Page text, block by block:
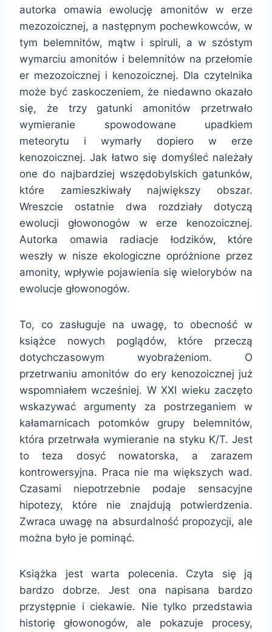
autorka omawia ewolucję amonitów w erze
mezozoicznej, a następnym pochewkowców, w
tym belemnitów, mątw i spiruli, a w szóstym
wymarciu amonitów i belemnitów na przełomie
er mezozoicznej i kenozoicznej. Dla czytelnika
może być zaskoczeniem, że niedawno okazało
się, że trzy gatunki amonitów przetrwało
wymieranie spowodowane upadkiem
meteorytu i wymarły dopiero w erze
kenozoicznej. Jak łatwo się domyśleć należały
one do najbardziej wszędobylskich gatunków,
które zamieszkiwały największy obszar.
Wreszcie ostatnie dwa rozdziały dotyczą
ewolucji głowonogów w erze kenozoicznej.
Autorka omawia radiacje łodzików, które
weszły w nisze ekologiczne opróżnione przez
amonity, wpływie pojawienia się wielorybów na
ewolucje głowonogów.
To, co zasługuje na uwagę, to obecność w
książce nowych poglądów, które przeczą
dotychczasowym wyobrażeniom. O
przetrwaniu amonitów do ery kenozoicznej już
wspomniałem wcześniej. W XXI wieku zaczęto
wskazywać argumenty za postrzeganiem w
kałamarnicach potomków grupy belemnitów,
która przetrwała wymieranie na styku K/T. Jest
to teza dosyć nowatorska, a zarazem
kontrowersyjna. Praca nie ma większych wad.
Czasami niepotrzebnie podaje sensacyjne
hipotezy, które nie znajdują potwierdzenia.
Zwraca uwagę na absurdalność propozycji, ale
można było je pominąć.
Książka jest warta polecenia. Czyta się ją
bardzo dobrze. Jest ona napisana bardzo
przystępnie i ciekawie. Nie tylko przedstawia
historię głowonogów, ale pokazuje procesy,